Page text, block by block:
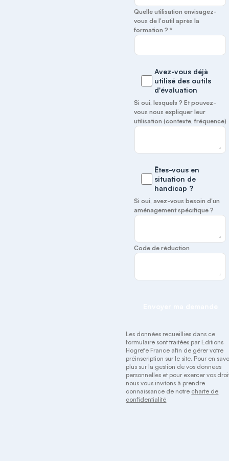
Quelle utilisation envisagez-
vous de l'outil après la
formation ? *
Avez-vous déjà
utilisé des outils
d'évaluation
Si oui, lesquels ? Et pouvez-
vous nous expliquer leur
utilisation (contexte, fréquence)
Êtes-vous en
situation de
handicap ?
Si oui, avez-vous besoin d'un
aménagement spécifique ?
Code de réduction
Les données recueillies dans ce
formulaire sont traitées par Editions
Hogrefe France afin de gérer votre
préinscription sur le site. Pour en
plus sur la gestion de vos données
personnelles et pour exercer vos
nous vous invitons à prendre
connaissance de notre charte de
confidentialité